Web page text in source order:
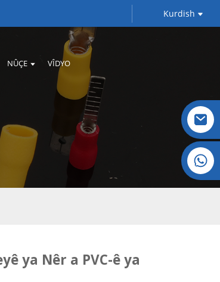
Kurdish
NÛÇE VÎDYO
Krîstal: +86 19032081821
ya Nêr a PVC-ê ya